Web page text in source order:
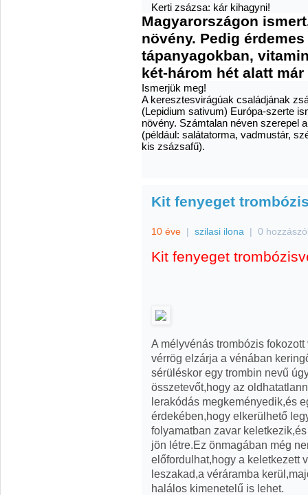
Kerti zsázsa: kár kihagyni!
Magyarországon
növény. Pedig
tápanyagokban,
két-három hét alatt
Ismerjük meg!
A keresztesvirágúak családjának
(Lepidium sativum) Európa-szerte
növény. Számtalan néven szerepel
(például: salátatorma, vadmustár,
kis zsázsafű).
Kit fenyeget
10 éve | szilasi ilona | 0
Kit fenyeget
A mélyvénás trombózis
vérrög elzárja a vénában
sérüléskor egy trombin nevű
összetevőt,hogy az
lerakódás megkeményedik,és
érdekében,hogy elkerülhető
folyamatban zavar
jön létre.Ez önmagában még
előfordulhat,hogy a keletkezett
leszakad,a véráramba
halálos kimenetelű is lehet.